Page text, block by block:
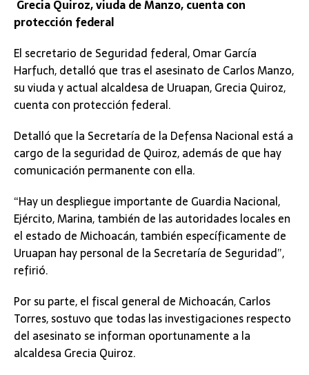
Grecia Quiroz, viuda de Manzo, cuenta con
protección federal
El secretario de Seguridad federal, Omar García
Harfuch, detalló que tras el asesinato de Carlos Manzo,
su viuda y actual alcaldesa de Uruapan, Grecia Quiroz,
cuenta con protección federal.
Detalló que la Secretaría de la Defensa Nacional está a
cargo de la seguridad de Quiroz, además de que hay
comunicación permanente con ella.
“Hay un despliegue importante de Guardia Nacional,
Ejército, Marina, también de las autoridades locales en
el estado de Michoacán, también específicamente de
Uruapan hay personal de la Secretaría de Seguridad”,
refirió.
Por su parte, el fiscal general de Michoacán, Carlos
Torres, sostuvo que todas las investigaciones respecto
del asesinato se informan oportunamente a la
alcaldesa Grecia Quiroz.